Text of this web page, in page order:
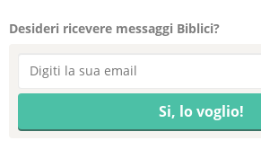
Desideri ricevere messaggi Biblici?